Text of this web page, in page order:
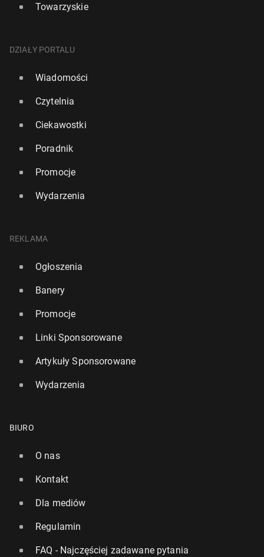
Towarzyskie
DZIAŁY PORTALU
Wiadomości
Czytelnia
Ciekawostki
Poradnik
Promocje
Wydarzenia
REKLAMA
Ogłoszenia
Banery
Promocje
Linki Sponsorowane
Artykuły Sponsorowane
Wydarzenia
BIURO
O nas
Kontakt
Dla mediów
Regulamin
FAQ - Najczęściej zadawane pytania